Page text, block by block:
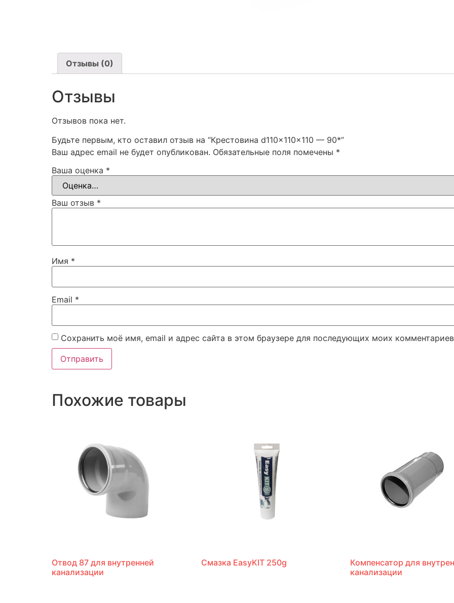
Отзывы (0)
Отзывы
Отзывов пока нет.
Будьте первым, кто оставил отзыв на “Крестовина d110x110x110 — 90*”
Ваш адрес email не будет опубликован. Обязательные поля помечены *
Ваша оценка *
Ваш отзыв *
Имя *
Email *
Сохранить моё имя, email и адрес сайта в этом браузере для последующих моих
Похожие товары
Отвод 87 для внутренней
канализации
Смазка EasyKIT 250g
Компенсатор для
канализации